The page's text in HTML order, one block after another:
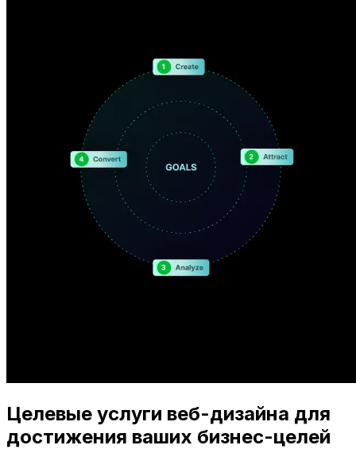
Целевые услуги веб-дизайна для
достижения ваших бизнес-целей